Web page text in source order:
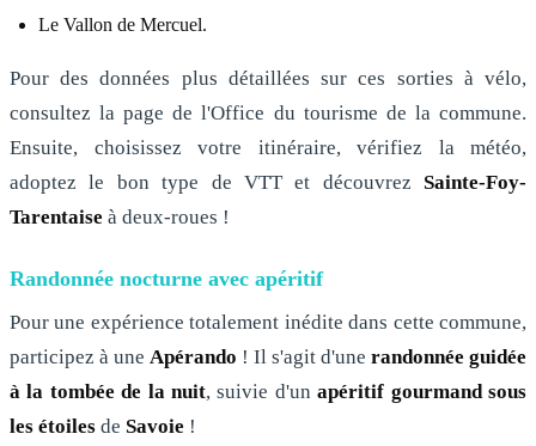
Le Vallon de Mercuel.
Pour des données plus détaillées sur ces sorties à vélo,
consultez la page de l'Office du tourisme de la commune.
Ensuite, choisissez votre itinéraire, vérifiez la météo,
adoptez le bon type de VTT et découvrez Sainte-Foy-
Tarentaise à deux-roues !
Randonnée nocturne avec apéritif
Pour une expérience totalement inédite dans cette commune,
participez à une Apérando ! Il s'agit d'une randonnée guidée
à la tombée de la nuit, suivie d'unapéritif gourmand sous
les étoiles de Savoie !